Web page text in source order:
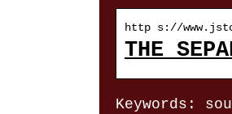
http s://
THE
Keywords: